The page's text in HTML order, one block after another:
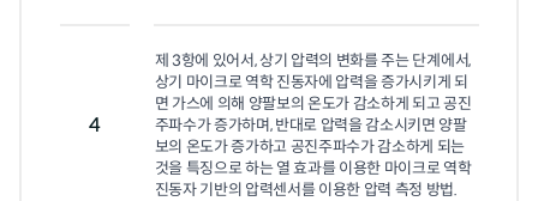
4
제 3항에 있어서, 상기 압력의 변화를 주는 단계에서,
상기 마이크로 역학 진동자에 압력을 증가시키게 되
면 가스에 의해 양팔보의 온도가 감소하게 되고 공진
주파수가 증가하며, 반대로 압력을 감소시키면 양팔
보의 온도가 증가하고 공진주파수가 감소하게 되는
것을 특징으로 하는 열 효과를 이용한 마이크로 역학
진동자 기반의 압력센서를 이용한 압력 측정 방법.